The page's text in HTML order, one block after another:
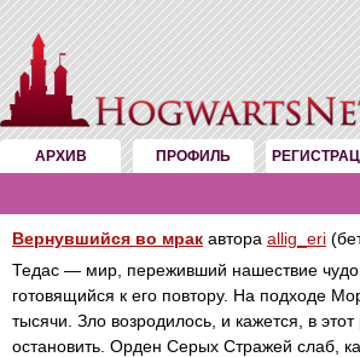
АРХИВ ПРОФИЛЬ
Вернувшийся во мрак автора allig_eri
Тедас — мир, переживший нашествие
готовящийся к его повтору. На подходе
тысячи. Зло возродилось, и кажется, в этот
остановить. Орден Серых Стражей слаб,